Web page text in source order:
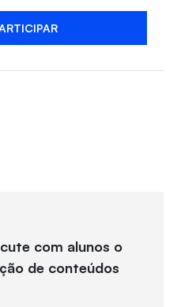
com alunos o
de conteúdos